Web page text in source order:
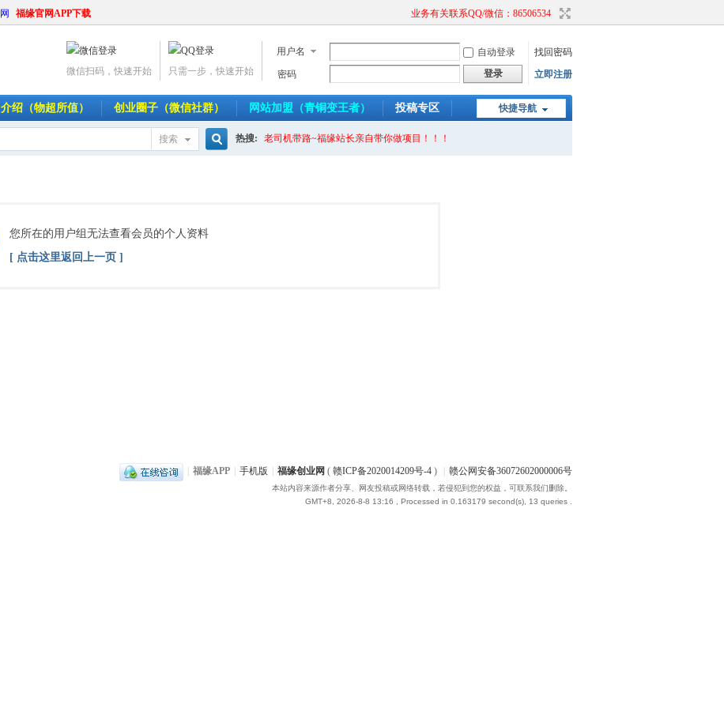
福缘官网APP下载 业务有关联系QQ/微信：86506534
用户名 自动登录
找回密码
密码
登录 立即注册
只需一步，快速开始
微信扫码，快速开始
快捷导航
绍（物超所值） 创业圈子（微信社群） 网站加盟（青铜变王者） 投稿专区
搜索
索
热搜: 老司机带路~福缘站长亲自带你做项目！！！
您所在的用户组无法查看会员的个人资料
[ 点击这里返回上一页 ]
福缘APP 手机版 福缘创业网 ( 赣ICP备2020014209号-4 ) 赣公网安备36072602000006号
本站内容来源作者分享、网友投稿或网络转载，若侵犯到您的权益，可联系我们删除。
GMT+8, 2026-8-8 13:16 , Processed in 0.163179 second(s), 13 queries .